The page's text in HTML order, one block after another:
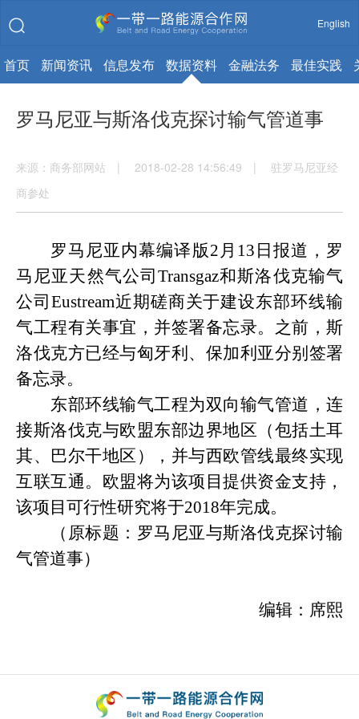
English
首页 新闻资讯 信息发布 数据资料 金融法务 最佳实践
罗马尼亚与斯洛伐克探讨输气管道事
来源：商务部网站 | 2018-02-28 14:56:49 | 驻罗马尼亚经
商参处
罗马尼亚内幕编译版2 月 13 日报道，罗
马尼亚天然气公司Transgaz和斯洛伐克输气
公司 Eustream近期磋商关于建设东部环线输
气工程有关事宜，并签署备忘录。之前，斯
洛伐克方已经与匈牙利、保加利亚分别签署
备忘录。
东部环线输气工程为双向输气管道，连
接斯洛伐克与欧盟东部边界地区（包括土耳
其、巴尔干地区），并与西欧管线最终实现
互联互通。欧盟将为该项目提供资金支持，
该项目可行性研究将于2018年完成。
（原标题：罗马尼亚与斯洛伐克探讨输
气管道事）
编辑：席熙